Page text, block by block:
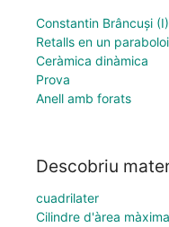
Constantin Brâncuși (I)
Retalls en un
Ceràmica dinàmica
Prova
Anell amb forats
Descobriu
cuadrilater
Cilindre d'àrea